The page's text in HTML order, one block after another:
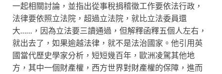
一起相關討論，並指出從事稅捐稽徵工作要依法行政，
法律要依照立法院，超過立法院，就比立法委員還
大……，因為立法要三讀通過，但解釋函釋五個人左右，
就出去了，如果逾越法律，就不是法治國家。他引用英
國當代歷史學家分析，短短幾百年，歐洲凌駕其他地
方，其中一個財產權，西方世界對財產權的保障，進而